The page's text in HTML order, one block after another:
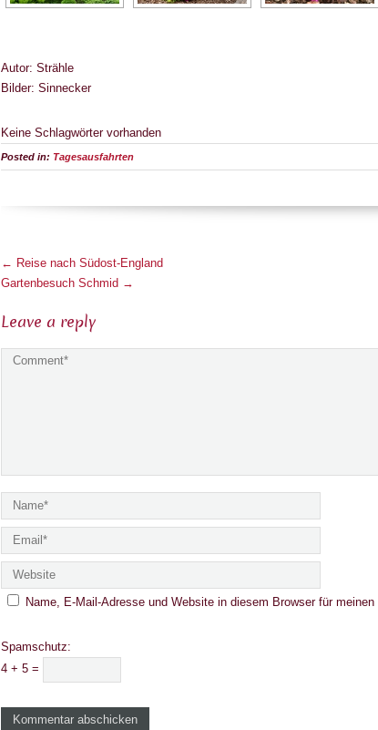
Autor: Strähle
Bilder: Sinnecker
Keine Schlagwörter vorhanden
Posted in: Tagesausfahrten
M
o
e
A
e
s
← Reise nach Südost-England
Gartenbesuch Schmid →
Leave a reply
Name, E-Mail-Adresse und Website in diesem Browser für
Spamschutz:
4 + 5 =